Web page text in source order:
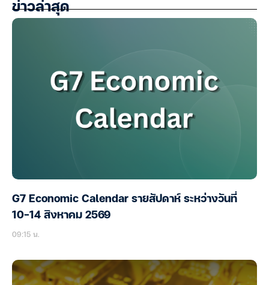
ข่าวล่าสุด
G7 Economic Calendar รายสัปดาห์ ระหว่างวันที่
10-14 สิงหาคม 2569
09:15 น.